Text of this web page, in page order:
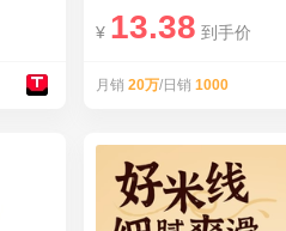
¥ 13.38 到手价
月销 20万/日销 1000